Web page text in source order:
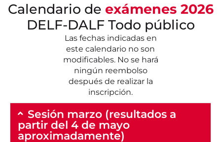
Calendario de exámenes 2026
DELF-DALF Todo público
Las fechas indicadas en
este calendario no son
modificables. No se hará
ningún reembolso
después de realizar la
inscripción.
Sesión marzo (resultados a
partir del 4 de mayo
aproximadamente)